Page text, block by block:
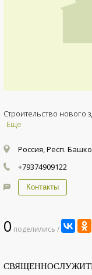
Строительство нового
Еще
Россия, Респ.
+79374909122
Контакты
0 поделились /